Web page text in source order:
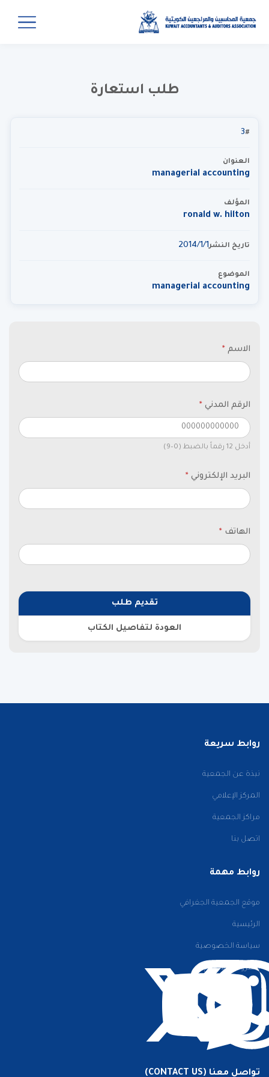
طلب استعارة
#
3
العنوان
managerial accounting
المؤلف
ronald w. hilton
تاريخ النشر1‏‏/1‏‏/2014
الموضوع
managerial accounting
الاسم *
الرقم المدني *
أدخل 12 رقماً بالضبط (0–9)
البريد الإلكتروني *
الهاتف *
تقديم طلب
العودة لتفاصيل الكتاب
روابط سريعة
نبذة عن الجمعية
المركز الإعلامي
مراكز الجمعية
اتصل بنا
روابط مهمة
موقع الجمعية الجغرافي
الرئيسية
سياسة الخصوصية
الشروط والأحكام
تواصل معنا (CONTACT US)